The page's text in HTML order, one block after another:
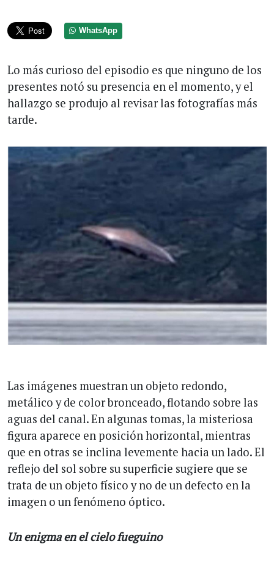
WhatsApp
Lo más curioso del episodio es que ninguno de los
presentes notó su presencia en el momento, y el
hallazgo se produjo al revisar las fotografías más
tarde.
Las imágenes muestran un objeto redondo,
metálico y de color bronceado, flotando sobre las
aguas del canal. En algunas tomas, la misteriosa
figura aparece en posición horizontal, mientras
que en otras se inclina levemente hacia un lado. El
reflejo del sol sobre su superficie sugiere que se
trata de un objeto físico y no de un defecto en la
imagen o un fenómeno óptico.
Un enigma en el cielo fueguino